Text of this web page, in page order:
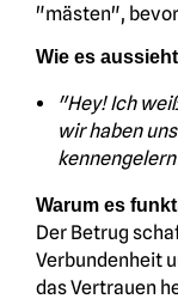
"mästen",
Wie es
"Hey! Ich
wir haben
Warum es
Der Betrug
Verbundenheit
das Vertrauen